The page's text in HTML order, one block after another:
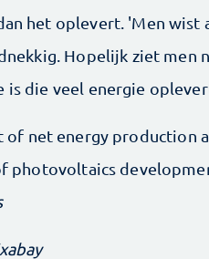
het oplevert. 'Men wist
Hopelijk ziet men
is die veel energie
of net energy production
photovoltaics